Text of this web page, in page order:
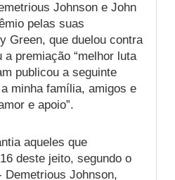
Johnson e John
pelas suas
Green, que duelou contra
a premiação “melhor luta
publicou a seguinte
minha família, amigos e
e apoio”.
aqueles que
deste jeito, segundo o
Demetrious Johnson,